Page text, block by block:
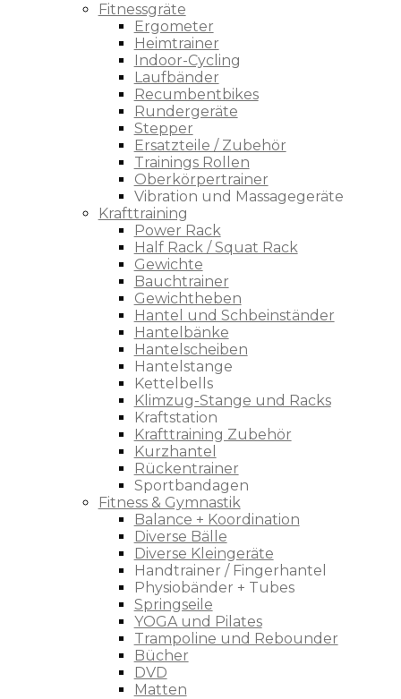
Fitnessgräte
Ergometer
Heimtrainer
Indoor-Cycling
Laufbänder
Recumbentbikes
Rundergeräte
Stepper
Ersatzteile / Zubehör
Trainings Rollen
Oberkörpertrainer
Vibration und Massagegeräte
Krafttraining
Power Rack
Half Rack / Squat Rack
Gewichte
Bauchtrainer
Gewichtheben
Hantel und Schbeinständer
Hantelbänke
Hantelscheiben
Hantelstange
Kettelbells
Klimzug-Stange und Racks
Kraftstation
Krafttraining Zubehör
Kurzhantel
Rückentrainer
Sportbandagen
Fitness & Gymnastik
Balance + Koordination
Diverse Bälle
Diverse Kleingeräte
Handtrainer / Fingerhantel
Physiobänder + Tubes
Springseile
YOGA und Pilates
Trampoline und Rebounder
Bücher
DVD
Matten